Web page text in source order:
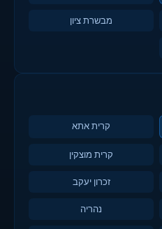
מבשרת ציון
קרית אתא
קרית מוצקין
זכרון יעקב
נהריה